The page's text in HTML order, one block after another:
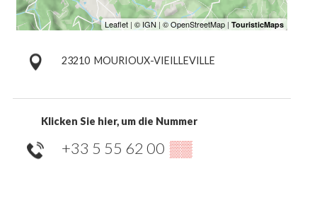
23210 MOURIOUX-VIEILLEVILLE
Klicken Sie hier, um die Nummer
+33 5 55 62 00 ▒▒